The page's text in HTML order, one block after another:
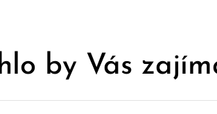
by Vás